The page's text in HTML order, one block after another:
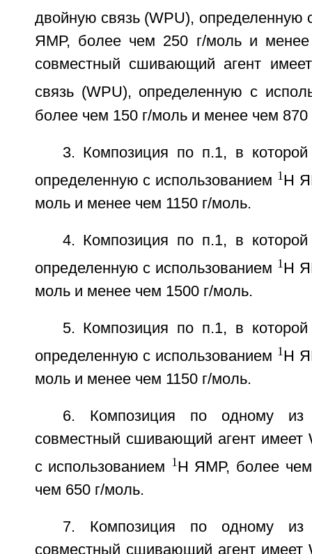
двойную связь (WPU), определенную
ЯМР, более чем 250 г/моль и
совместный сшивающий агент
связь (WPU), определенную с
более чем 150 г/моль и менее чем 870
3. Композиция по п.1, в
определенную с использованием 1 H
моль и менее чем 1150 г/моль.
4. Композиция по п.1, в
определенную с использованием 1 H
моль и менее чем 1500 г/моль.
5. Композиция по п.1, в
определенную с использованием 1 H
моль и менее чем 1150 г/моль.
6. Композиция по одному из
совместный сшивающий агент имеет
с использованием 1H ЯМР, более
чем 650 г/моль.
7. Композиция по одному из
совместный сшивающий агент имеет